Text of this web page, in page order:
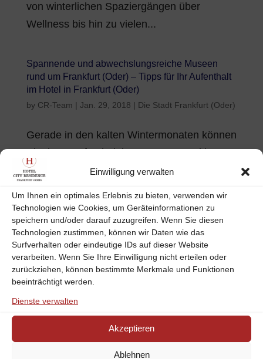
Einwilligung verwalten
Um Ihnen ein optimales Erlebnis zu bieten, verwenden wir
Technologien wie Cookies, um Geräteinformationen zu
speichern und/oder darauf zuzugreifen. Wenn Sie diesen
Technologien zustimmen, können wir Daten wie das
Surfverhalten oder eindeutige IDs auf dieser Website
verarbeiten. Wenn Sie Ihre Einwilligung nicht erteilen oder
zurückziehen, können bestimmte Merkmale und Funktionen
beeinträchtigt werden.
Dienste verwalten
Akzeptieren
Ablehnen
von winterlichen Spaziergängen über
Wellness bis hin zu vielen...
Spannende und abwechslungsreiche Museen
rund um Frankfurt (Oder) – Tipps für Ihr Aufenthalt
im Hotel in Frankfurt (Oder)
by CR-Team | Jan. 29, 2018 | Die Stadt Frankfurt (Oder)
Gerade in den kalten Wintermonaten können
Sie Ihren Aufenthalt in unserem Hotel in
Frankfurt (Oder) wunderbar mit einem
verbinden. Viele davon sind mit dem Auto
oder mit dem Zug sehr gut zu erreichen. Das
Angebot an Museen zu den...
Breites Angebot für Kinder und Jugendliche in
in Frankfurt (Oder)
Auch für Familien mit Kindern hat Frankfurt-